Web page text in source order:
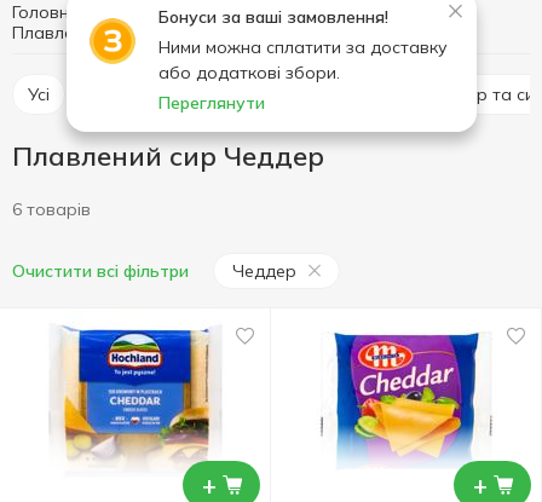
Бонуси за ваші замовлення!
Ними можна сплатити за доставку
або додаткові збори.
Переглянути
Головна Яйця та молочні продукти
Сир
Плавлений сир
Плавлений сир Чеддер
Усі Твердий сир М'який сир та
Плавлений сир Чеддер
6 товарів
Очистити всі фільтри Чеддер
+ +